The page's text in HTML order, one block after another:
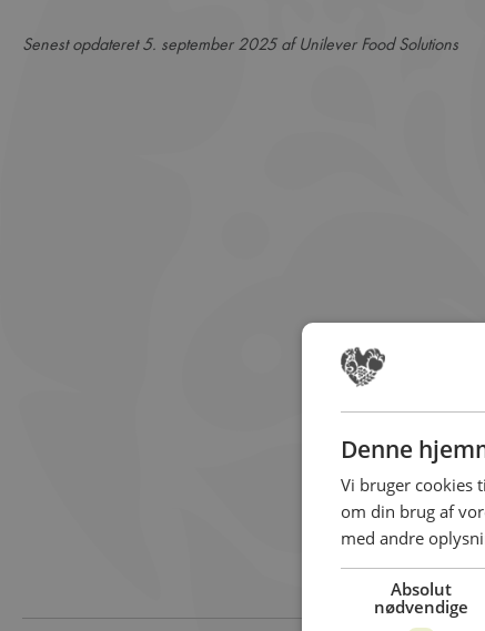
Senest opdateret 5. september 2025 af Unilever Food Solutions
Denne
Vi bruger cookies
om din brug af
med andre
Absolut
nødvendige